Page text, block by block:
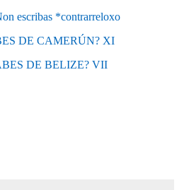
escribas *contrarreloxo
DE CAMERÚN? XI
DE BELIZE? VII